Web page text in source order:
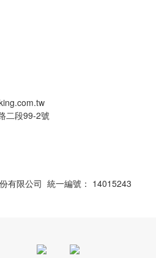
二段99-2號
有限公司 統一編號： 14015243